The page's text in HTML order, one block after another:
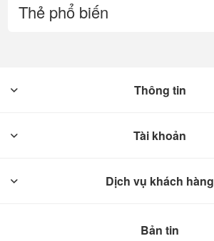
Thẻ phổ biến
Thông tin
Tài khoản
Dịch vụ khách hàng
Bản tin